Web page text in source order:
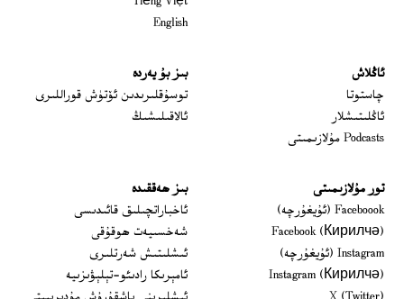
English
ئاڭلاش
چاستوتا
ئاڭلىتىشلار
Podcasts مۇلازىمىتى
بىز بۇ يەردە
توسۇقلىرىدىن ئۆتۈش قوراللىرى
ئالاقىلىشىڭ
تور مۇلازىمىتى
Faceboook (ئۇيغۇرچە)
Opens in new window
Facebook (Кирилчә)
Opens in new window
Instagram (ئۇيغۇرچە)
Opens in new window
Instagram (Кирилчә)
Opens in new window
بىز ھەققىدە
ئاخباراتچىلىق قائىدىسى
شەخسىيەت ھوقۇقى
ئىشلىتىش شەرتلىرى
ئامېرىكا رادىئو-تېلېۋىزىيە